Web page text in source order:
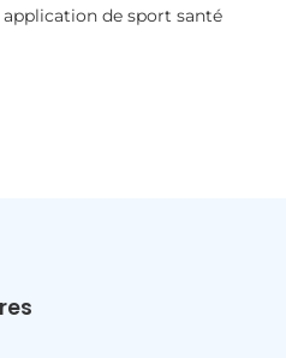
application de sport santé